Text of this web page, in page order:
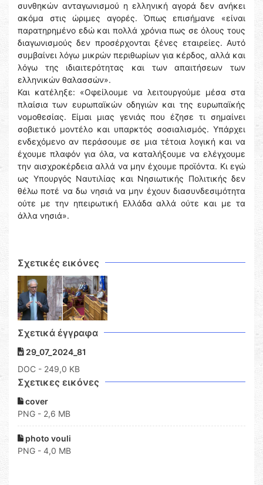
συνθηκών ανταγωνισμού η ελληνική αγορά δεν ανήκει
ακόμα στις ώριμες αγορές. Όπως επισήμανε «είναι
παρατηρημένο εδώ και πολλά χρόνια πως σε όλους τους
διαγωνισμούς δεν προσέρχονται ξένες εταιρείες. Αυτό
συμβαίνει λόγω μικρών περιθωρίων για κέρδος, αλλά και
λόγω της ιδιαιτερότητας και των απαιτήσεων των
ελληνικών θαλασσών».
Και κατέληξε: «Οφείλουμε να λειτουργούμε μέσα στα
πλαίσια των ευρωπαϊκών οδηγιών και της ευρωπαϊκής
νομοθεσίας. Είμαι μιας γενιάς που έζησε τι σημαίνει
σοβιετικό μοντέλο και υπαρκτός σοσιαλισμός. Υπάρχει
ενδεχόμενο αν περάσουμε σε μια τέτοια λογική και να
έχουμε πλαφόν για όλα, να καταλήξουμε να ελέγχουμε
την αισχροκέρδεια αλλά να μην έχουμε προϊόντα. Κι εγώ
ως Υπουργός Ναυτιλίας και Νησιωτικής Πολιτικής δεν
θέλω ποτέ να δω νησιά να μην έχουν διασυνδεσιμότητα
ούτε με την ηπειρωτική Ελλάδα αλλά ούτε και με τα
άλλα νησιά».
Σχετικές εικόνες
Σχετικά έγγραφα
29_07_2024_81
DOC - 249,0 KB
Σχετικες εικόνες
cover
PNG - 2,6 MB
photo vouli
PNG - 4,0 MB